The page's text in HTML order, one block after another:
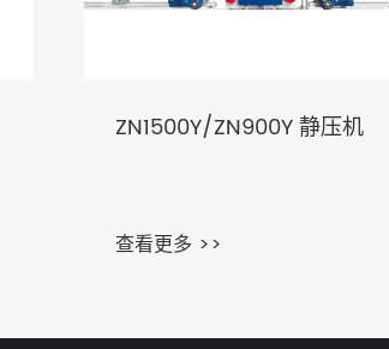
ZN900Y 静压机